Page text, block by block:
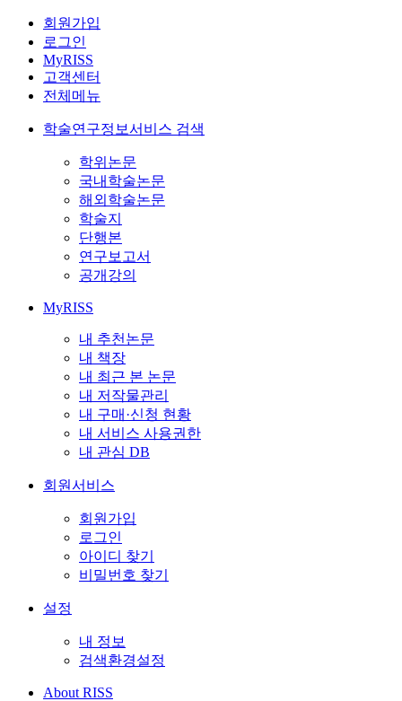
회원가입
로그인
MyRISS
고객센터
전체메뉴
학술연구정보서비스 검색
학위논문
국내학술논문
해외학술논문
학술지
단행본
연구보고서
공개강의
MyRISS
내 추천논문
내 책장
내 최근 본 논문
내 저작물관리
내 구매·신청 현황
내 서비스 사용권한
내 관심 DB
회원서비스
회원가입
로그인
아이디 찾기
비밀번호 찾기
설정
내 정보
검색환경설정
About RISS